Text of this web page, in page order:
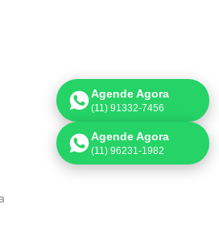
Agende Agora
(11) 91332-7456
Agende Agora
(11) 96231-1982